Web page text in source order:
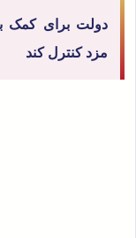
دولت برای کمک
مزد کنترل کند